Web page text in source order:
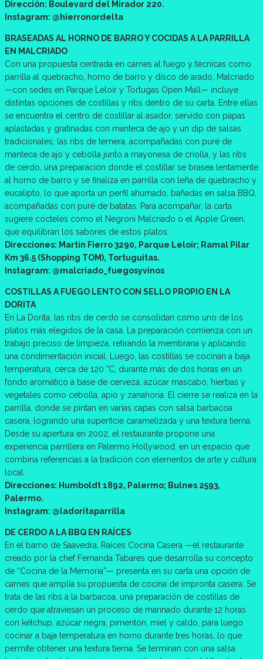
Dirección: Boulevard del Mirador 220.
Instagram: @hierronordelta
BRASEADAS AL HORNO DE BARRO Y COCIDAS A LA PARRILLA
EN MALCRIADO
Con una propuesta centrada en carnes al fuego y técnicas como
parrilla al quebracho, horno de barro y disco de arado, Malcriado
—con sedes en Parque Leloir y Tortugas Open Mall— incluye
distintas opciones de costillas y ribs dentro de su carta. Entre ellas
se encuentra el centro de costillar al asador, servido con papas
aplastadas y gratinadas con manteca de ajo y un dip de salsas
tradicionales; las ribs de ternera, acompañadas con puré de
manteca de ajo y cebolla junto a mayonesa de criolla, y las ribs
de cerdo, una preparación donde el costillar se brasea lentamente
al horno de barro y se finaliza en parrilla con leña de quebracho y
eucalipto, lo que aporta un perfil ahumado, bañadas en salsa BBQ,
acompañadas con puré de batatas. Para acompañar, la carta
sugiere cócteles como el Negroni Malcriado o el Apple Green,
que equilibran los sabores de estos platos.
Direcciones: Martín Fierro 3290, Parque Leloir; Ramal Pilar
Km 36.5 (Shopping TOM), Tortuguitas.
Instagram: @malcriado_fuegosyvinos
COSTILLAS A FUEGO LENTO CON SELLO PROPIO EN LA
DORITA
En La Dorita, las ribs de cerdo se consolidan como uno de los
platos más elegidos de la casa. La preparación comienza con un
trabajo preciso de limpieza, retirando la membrana y aplicando
una condimentación inicial. Luego, las costillas se cocinan a baja
temperatura, cerca de 120 °C, durante más de dos horas en un
fondo aromático a base de cerveza, azúcar mascabo, hierbas y
vegetales como cebolla, apio y zanahoria. El cierre se realiza en la
parrilla, donde se pintan en varias capas con salsa barbacoa
casera, logrando una superficie caramelizada y una textura tierna.
Desde su apertura en 2002, el restaurante propone una
experiencia parrillera en Palermo Hollywood, en un espacio que
combina referencias a la tradición con elementos de arte y cultura
local.
Direcciones: Humboldt 1892, Palermo; Bulnes 2593,
Palermo.
Instagram: @ladoritaparrilla
DE CERDO A LA BBQ EN RAÍCES
En el barrio de Saavedra, Raíces Cocina Casera —el restaurante
creado por la chef Fernanda Tabares que desarrolla su concepto
de “Cocina de la Memoria”— presenta en su carta una opción de
carnes que amplía su propuesta de cocina de impronta casera. Se
trata de las ribs a la barbacoa, una preparación de costillas de
cerdo que atraviesan un proceso de marinado durante 12 horas
con kétchup, azúcar negra, pimentón, miel y caldo, para luego
cocinar a baja temperatura en horno durante tres horas, lo que
permite obtener una textura tierna. Se terminan con una salsa